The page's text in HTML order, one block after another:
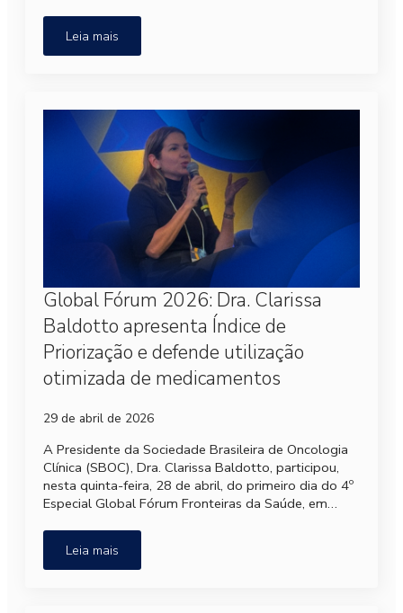
Leia mais
Global Fórum 2026: Dra. Clarissa
Baldotto apresenta Índice de
Priorização e defende utilização
otimizada de medicamentos
29 de abril de 2026
A Presidente da Sociedade Brasileira de Oncologia
Clínica (SBOC), Dra. Clarissa Baldotto, participou,
nesta quinta-feira, 28 de abril, do primeiro dia do 4º
Especial Global Fórum Fronteiras da Saúde, em…
Leia mais